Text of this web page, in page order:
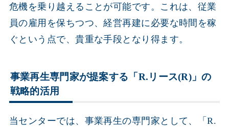
危機を乗り越えることが可能です。これは、従業
員の雇用を保ちつつ、経営再建に必要な時間を稼
ぐという点で、貴重な手段となり得ます。
事業再生専門家が提案する「R.リース(R)」の
戦略的活用
当センターでは、事業再生の専門家として、「R.